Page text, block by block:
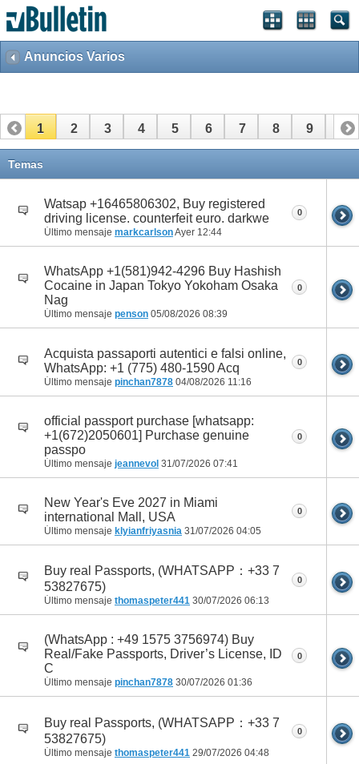
Anuncios Varios
1 2 3 4 5 6 7 8 9 10
11
Temas
Watsap +16465806302, Buy registered
driving license. counterfeit euro. darkwe
Último mensaje markcarlsonAyer 12:44
0
WhatsApp +1(581)942-4296 Buy Hashish
Cocaine in Japan Tokyo Yokoham Osaka
Nag
Último mensaje penson 05/08/2026 08:39
0
Acquista passaporti autentici e falsi online,
WhatsApp: +1 (775) 480-1590 Acq
Último mensaje pinchan7878 04/08/2026 11:16
0
official passport purchase [whatsapp:
+1(672)2050601] Purchase genuine
passpo
Último mensaje jeannevol 31/07/2026 07:41
0
New Year's Eve 2027 in Miami
international Mall, USA
Último mensaje klyianfriyasnia 31/07/2026 04:05
0
Buy real Passports, (WHATSAPP：+33 7
53827675)
Último mensaje thomaspeter441 30/07/2026 06:13
0
(WhatsApp : +49 1575 3756974) Buy
Real/Fake Passports, Driver’s License, ID
C
Último mensaje pinchan7878 30/07/2026 01:36
0
Buy real Passports, (WHATSAPP：+33 7
53827675)
Último mensaje thomaspeter441 29/07/2026 04:48
0